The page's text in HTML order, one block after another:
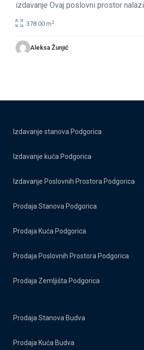
izdavanje Ovaj poslovni prostor nalazi
378.00 m2
Aleksa Žunjić
Izdavanje stanova Podgorica
Izdavanje kuća Podgorica
Izdavanje Poslovnih Prostora Podgorica
Prodaja Stanova Podgorica
Prodaja Kuća Podgorica
Prodaja Poslovnih Prostora Podgorica
Prodaja Zemljišta Podgorica
Prodaja Stanova Budva
Prodaja Kuća Budva